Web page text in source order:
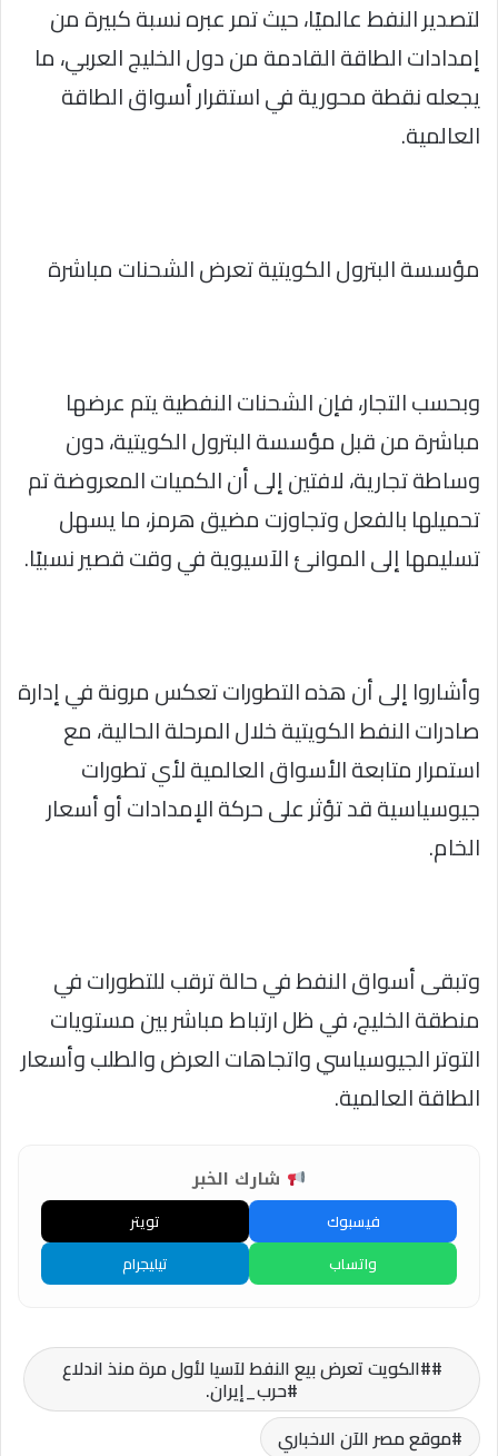
لتصدير النفط عالميًا، حيث تمر عبره نسبة كبيرة من
إمدادات الطاقة القادمة من دول الخليج العربي، ما
يجعله نقطة محورية في استقرار أسواق الطاقة
العالمية.
مؤسسة البترول الكويتية تعرض الشحنات مباشرة
وبحسب التجار، فإن الشحنات النفطية يتم عرضها
مباشرة من قبل مؤسسة البترول الكويتية، دون
وساطة تجارية، لافتين إلى أن الكميات المعروضة تم
تحميلها بالفعل وتجاوزت مضيق هرمز، ما يسهل
تسليمها إلى الموانئ الآسيوية في وقت قصير نسبيًا.
وأشاروا إلى أن هذه التطورات تعكس مرونة في إدارة
صادرات النفط الكويتية خلال المرحلة الحالية، مع
استمرار متابعة الأسواق العالمية لأي تطورات
جيوسياسية قد تؤثر على حركة الإمدادات أو أسعار
الخام.
وتبقى أسواق النفط في حالة ترقب للتطورات في
منطقة الخليج، في ظل ارتباط مباشر بين مستويات
التوتر الجيوسياسي واتجاهات العرض والطلب وأسعار
الطاقة العالمية.
شارك الخبر
فيسبوك
تويتر
واتساب
تيليجرام
#الكويت تعرض بيع النفط لآسيا لأول مرة منذ اندلاع
#حرب_إيران.
موقع مصر الآن الاخباري